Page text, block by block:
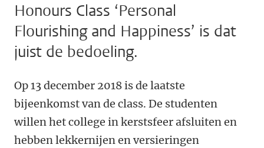
Honours Class ‘Personal
Flourishing and Happiness’ is dat
juist de bedoeling.
Op 13 december 2018 is de laatste
bijeenkomst van de class. De studenten
willen het college in kerstsfeer afsluiten en
hebben lekkernijen en versieringen